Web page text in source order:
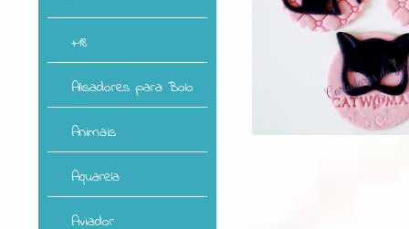
+18
Alisadores para Bolo
Animais
Aquarela
Aviador